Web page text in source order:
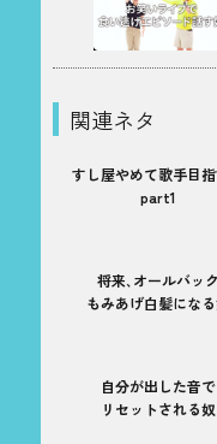
関連ネタ
すし屋やめて歌手目
part1
将来､オールバック
もみあげ白髪にな
自分が出した音で
リセットされる奴